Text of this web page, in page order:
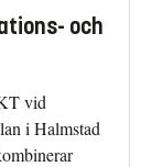
och
vid
i Halmstad